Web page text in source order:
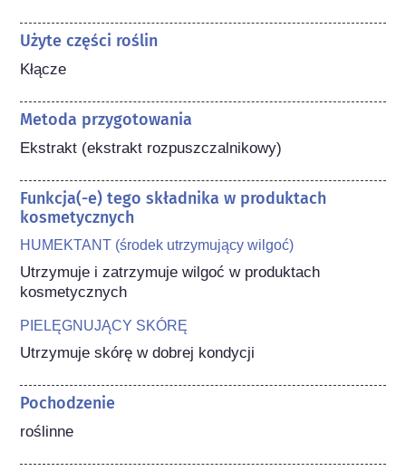
Użyte części roślin
Kłącze
Metoda przygotowania
Ekstrakt (ekstrakt rozpuszczalnikowy)
Funkcja(-e) tego składnika w produktach
kosmetycznych
HUMEKTANT (środek utrzymujący wilgoć)
Utrzymuje i zatrzymuje wilgoć w produktach
kosmetycznych
PIELĘGNUJĄCY SKÓRĘ
Utrzymuje skórę w dobrej kondycji
Pochodzenie
roślinne